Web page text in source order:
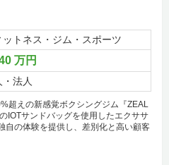
ットネス・ジム・スポーツ
万円
・法人
超えの新感覚ボクシングジム『ZEAL
IOTサンドバッグを使用したエクササ
自の体験を提供し、差別化と高い顧客